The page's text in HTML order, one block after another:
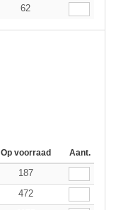
62
Op voorraad Aant.
187
472